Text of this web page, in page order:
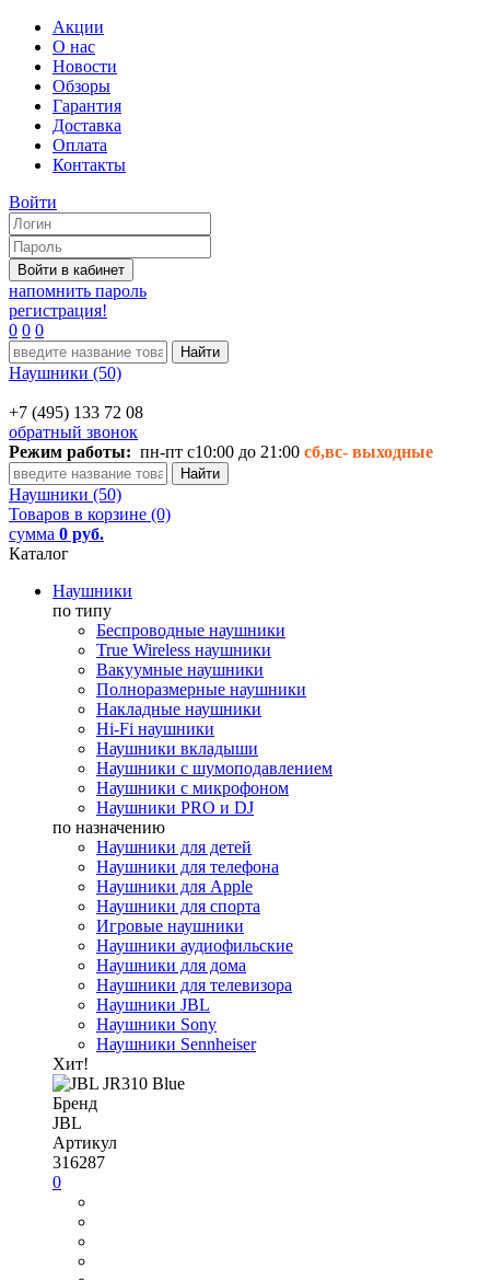
Акции
О нас
Новости
Обзоры
Гарантия
Доставка
Оплата
Контакты
Войти
напомнить пароль
регистрация!
0 0 0
Наушники (50)
+7 (495) 133 72 08
обратный звонок
Режим работы: пн-пт с10:00 до 21:00 сб,вс- выходные
Наушники (50)
Товаров в корзине (0)
сумма 0 руб.
Каталог
Наушники
по типу
Беспроводные наушники
True Wireless наушники
Вакуумные наушники
Полноразмерные наушники
Накладные наушники
Hi-Fi наушники
Наушники вкладыши
Наушники с шумоподавлением
Наушники с микрофоном
Наушники PRO и DJ
по назначению
Наушники для детей
Наушники для телефона
Наушники для Apple
Наушники для спорта
Игровые наушники
Наушники аудиофильские
Наушники для дома
Наушники для телевизора
Наушники JBL
Наушники Sony
Наушники Sennheiser
Хит!
Бренд
JBL
Артикул
316287
0